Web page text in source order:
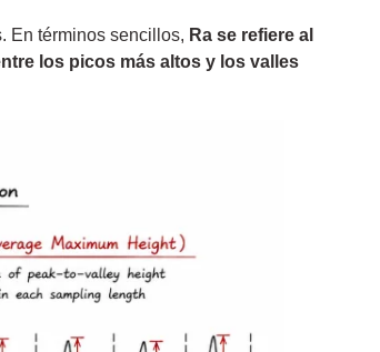
En términos sencillos, Ra se refiere al
los picos más altos y los valles